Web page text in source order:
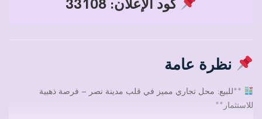
كود الإعلان: 33108
نظرة عامة
**للبيع: محل تجاري مميز في قلب مدينة نصر – فرصة ذهبية
للاستثمار**